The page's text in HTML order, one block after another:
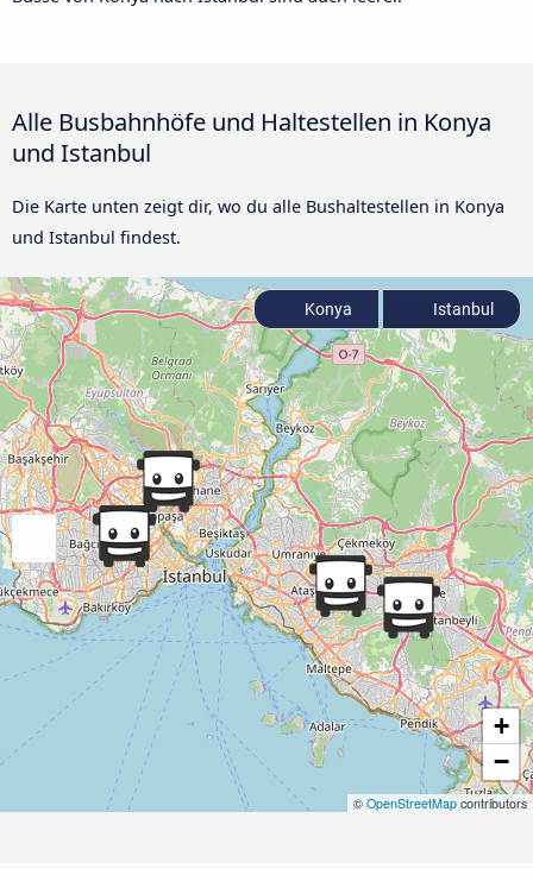
Alle Busbahnhöfe und Haltestellen in Konya
und Istanbul
Die Karte unten zeigt dir, wo du alle Bushaltestellen in Konya
und Istanbul findest.
+
−
© OpenStreetMap contributors
Konya Istanbul